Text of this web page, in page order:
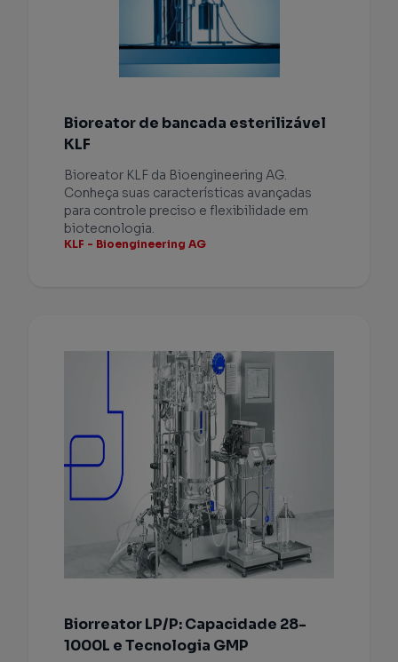
Bioreator de bancada esterilizável
KLF
Bioreator KLF da Bioengineering AG.
Conheça suas características avançadas
para controle preciso e flexibilidade em
biotecnologia.
KLF - Bioengineering AG
Biorreator LP/P: Capacidade 28-
1000L e Tecnologia GMP